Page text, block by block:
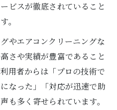
ビスが徹底されていること
。
やエアコンクリーニングな
さや実績が豊富であること
用者からは「プロの技術で
なった」「対応が迅速で助
も多く寄せられています。